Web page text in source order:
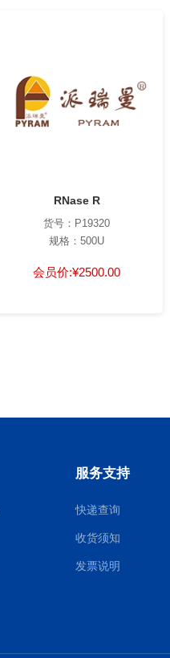
RNase R
货号：P19320
规格：500U
会员价:¥2500.00
服务支持
快递查询
收货须知
发票说明